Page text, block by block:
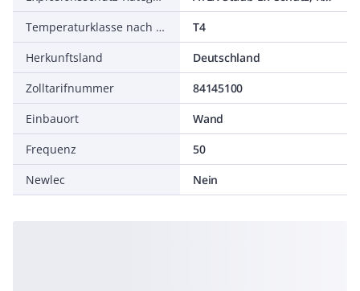
Temperaturklasse nach Richtlinie 94/9/EG
T4
Herkunftsland
Deutschland
Zolltarifnummer
84145100
Einbauort
Wand
Frequenz
50
Newlec
Nein